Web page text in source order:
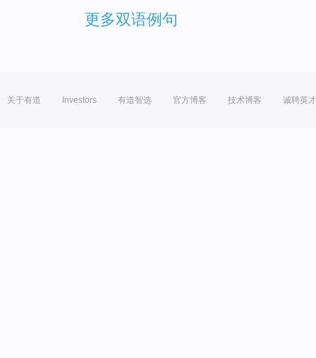
更多双语例句
关于有道 Investors 有道智选 官方博客 技术博客 诚聘英才